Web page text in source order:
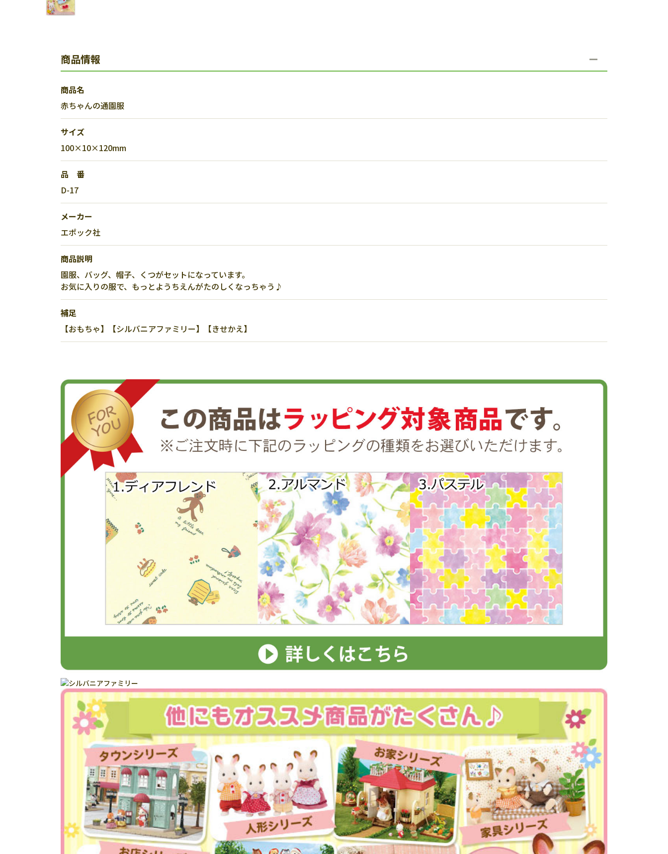
商品情報
商品名
赤ちゃんの通園服
サイズ
100×10×120mm
品 番
D-17
メーカー
エポック社
商品説明
園服、バッグ、帽子、くつがセットになっています。
お気に入りの服で、もっとようちえんがたのしくなっちゃう♪
補足
【おもちゃ】【シルバニアファミリー】【きせかえ】